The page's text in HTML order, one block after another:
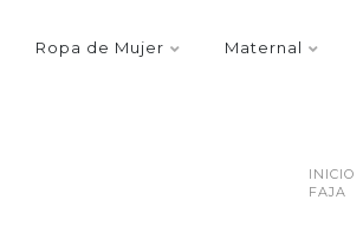
Ropa de Mujer Maternal
INICIO
FAJA